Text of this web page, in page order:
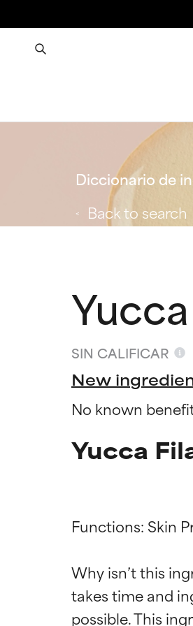
Diccionario de
Back to search
SIN CALIFICAR
New
No known
Yucca
Functions: Skin
Why isn’t this
takes time and